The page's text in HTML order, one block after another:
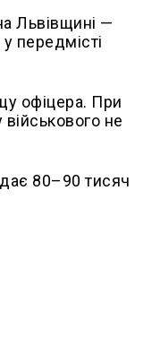
Львівщині —
передмісті
офіцера. При
не
80–90 тисяч